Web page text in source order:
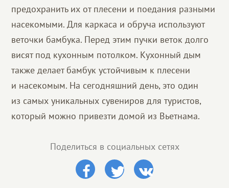
предохранить их от плесени и поедания разными
насекомыми. Для каркаса и обруча используют
веточки бамбука. Перед этим пучки веток долго
висят под кухонным потолком. Кухонный дым
также делает бамбук устойчивым к плесени
и насекомым. На сегодняшний день, это один
из самых уникальных сувениров для туристов,
который можно привезти домой из Вьетнама.
Поделиться в социальных сетях